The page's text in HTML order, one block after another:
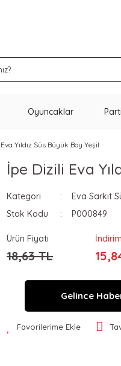
Oyuncaklar
Yıldız Süs Büyük Boy Yeşil
İpe Dizili Eva
Kategori
Eva Sarkıt
Stok Kodu
P000849
Ürün Fiyatı
18,63 TL
Gelince
Favorilerime Ekle